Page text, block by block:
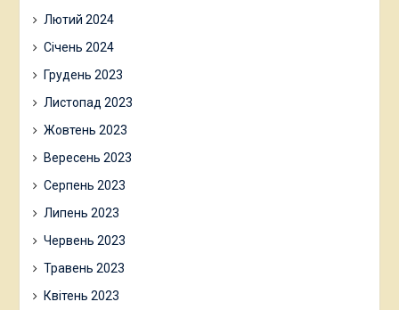
Лютий 2024
Січень 2024
Грудень 2023
Листопад 2023
Жовтень 2023
Вересень 2023
Серпень 2023
Липень 2023
Червень 2023
Травень 2023
Квітень 2023